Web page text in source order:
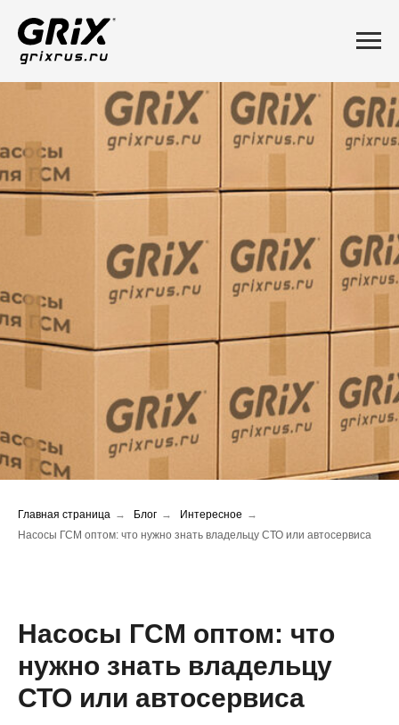
Главная страница → Блог → Интересное →
Насосы ГСМ оптом: что нужно знать владельцу СТО или автосервиса
Насосы ГСМ оптом: что
нужно знать владельцу
СТО или автосервиса